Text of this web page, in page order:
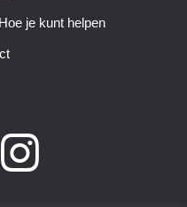
Hoe je kunt helpen